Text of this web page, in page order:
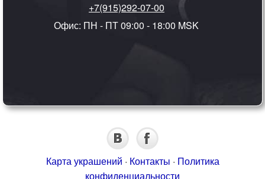
+7(915)292-07-00
Офис: ПН - ПТ 09:00 - 18:00 MSK
Карта украшений · Контакты · Политика
конфиденциальности